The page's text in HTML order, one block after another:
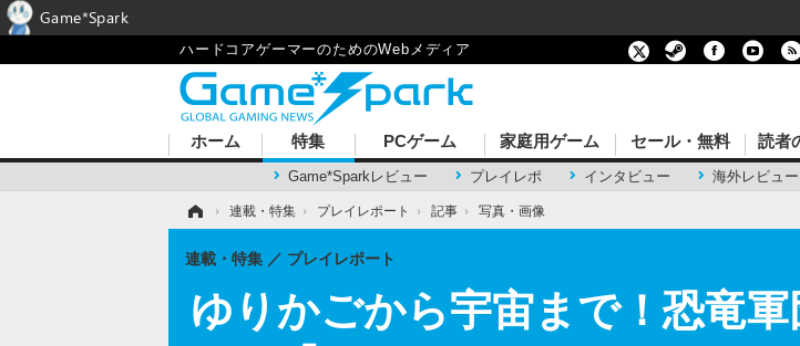
ハードコアゲーマーのためのWebメディア
ホーム 特集
Game*Sparkレビュー プレイレポ インタビュー 海外レビュー
PCゲーム 家庭用ゲーム セール・無料 読者
› 連載・特集 › プレイレポート › 記事 › 写真・画像
ゆりかごから宇宙まで！恐竜
連載・特集 プレイレポート
Game*Spark